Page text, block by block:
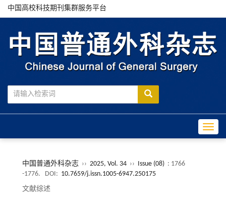
中国高校科技期刊集群服务平台
中国普通外科杂志 ›› 2025, Vol. 34 ›› Issue (08) : 1766
-1776.
DOI: 10.7659/j.issn.1005-6947.250175
文献综述